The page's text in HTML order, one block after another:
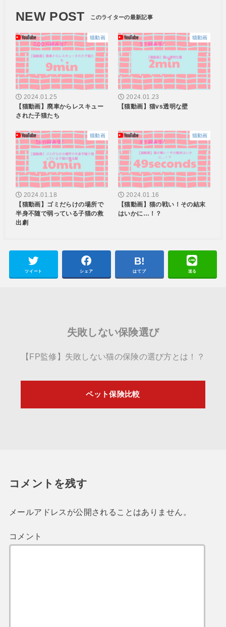
NEW POST
猫動画
2024.01.25
【猫動画】廃車からレスキュー
された子猫たち
猫動画
2024.01.23
【猫動画】猫vs透明な壁
猫動画
2024.01.18
【猫動画】ゴミだらけの場所で
半身不随で弱っている子猫の救
出劇
猫動画
2024.01.16
【猫動画】猫の戦い！その結末
はいかに…！？
ツイート シェア はてブ 送る
失敗しない保険選び
【FP監修】失敗しない猫の保険の選び方とは！？
ペット保険比較
コメントを残す
メールアドレスが公開されることはありません。
コメント